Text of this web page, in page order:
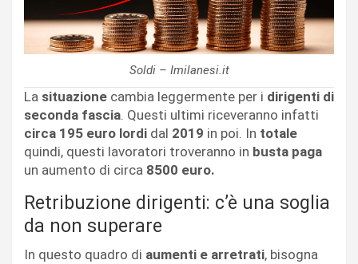
Soldi – Imilanesi.it
La situazione cambia leggermente per i dirigenti di
seconda fascia. Questi ultimi riceveranno infatti
circa 195 euro lordi dal 2019 in poi. In totale
quindi, questi lavoratori troveranno in busta paga
un aumento di circa 8500 euro.
Retribuzione dirigenti: c’è una soglia
da non superare
In questo quadro di aumenti e arretrati, bisogna